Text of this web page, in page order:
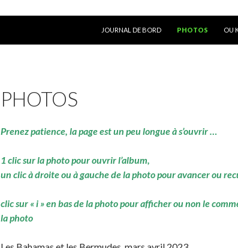
JOURNAL DE BORD
PHOTOS OU
PHOTOS
Prenez patience, la page est un peu longue à s’ouvrir …
1 clic sur la photo pour ouvrir l’album,
un clic à droite ou à gauche de la photo pour avancer ou
clic sur « i » en bas de la photo pour afficher ou non le
la photo